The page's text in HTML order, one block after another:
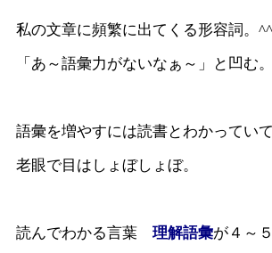
私の文章に頻繁に出てくる形容詞。
「あ～語彙力がないなぁ～」と凹む。
語彙を増やすには読書とわかっていて
老眼で目はしょぼしょぼ。
読んでわかる言葉理解語彙が４～